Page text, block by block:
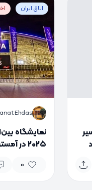
اتاق ایران
S
Ehdas
نمایشگاه
۲۰۲۵ در
0